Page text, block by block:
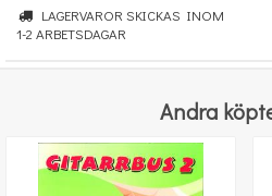
LAGERVAROR SKICKAS INOM
1-2 ARBETSDAGAR
Andra